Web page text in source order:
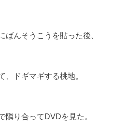
ばんそうこうを貼った後、
、ドギマギする桃地。
隣り合ってDVDを見た。